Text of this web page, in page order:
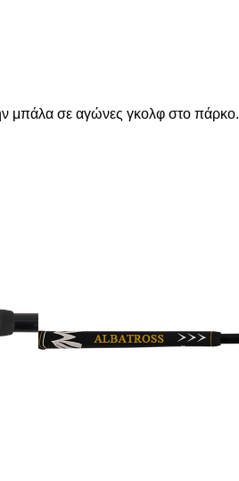
μπάλα σε αγώνες γκολφ στο πάρκο.